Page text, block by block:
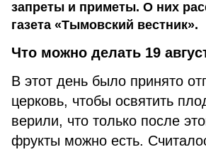
запреты и приметы. О них
газета «Тымовский вестник».
Что можно делать 19
В этот день было принято
церковь, чтобы освятить
верили, что только после
фрукты можно есть.